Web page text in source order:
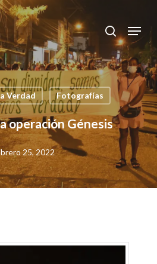
search
Menu
Verdad Fotografías
operación Génesis
25, 2022
Close
Menu